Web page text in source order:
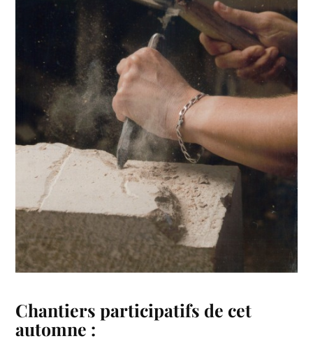
Chantiers participatifs de cet
automne :